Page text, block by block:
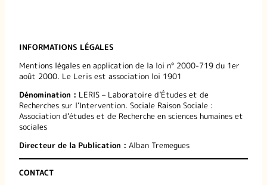
INFORMATIONS LÉGALES
Mentions légales en application de la loi n° 2000-719 du 1er
août 2000. Le Leris est association loi 1901
Dénomination : LERIS – Laboratoire d’Études et de
Recherches sur l’Intervention. Sociale Raison Sociale :
Association d’études et de Recherche en sciences humaines et
sociales
Directeur de la Publication : Alban Tremegues
CONTACT